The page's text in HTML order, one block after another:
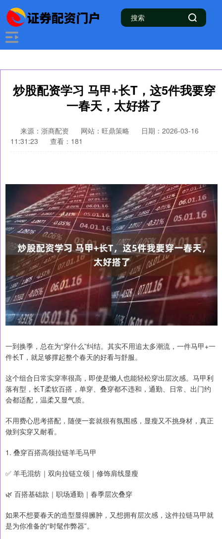
炒股配资学习 马甲+长T，这5件我要穿
一春天，太好搭了
来源：浙商配资 网站：旺鼎策略
日期：2026-03-16
11:31:23
查看：181
一到换季，总在为“穿什么”纠结。其实不用追太多潮流，一件马甲+一
件长T，就足够撑起整个春天的好看与舒服。
这个组合日常实穿率很高，即使是懒人也能轻松穿出层次感。马甲利
落有型，长T柔软百搭，单穿、叠穿都不违和，通勤、日常、出门约
会都适配，温柔又显气质。
不用费心思考搭配，随便一套就很有氛围感，显瘦又不挑身材，真正
做到实穿又耐看。
1. 叠穿百搭高领拉链羊毛马甲
✅ 羊毛混纺｜双向拉链立领｜修饰肩线显瘦
🌿 百搭基础款｜职场通勤｜春季层次叠穿
如果不想要春天的造型显得臃肿，又想拥有层次感，这件拉链马甲就
是为你准备的“时髦作弊器”。